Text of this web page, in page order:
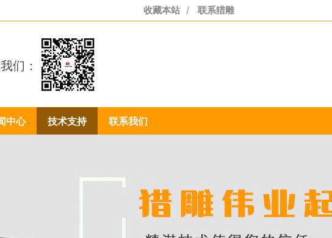
收藏本站 / 联系猎雕
们：
155-3110-7201
185-1986-1704
中心 技术支持 联系我们